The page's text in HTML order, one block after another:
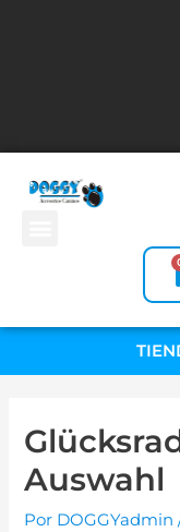
Auswahl
Por DOGGYadmin